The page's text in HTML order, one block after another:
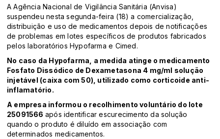
A Agência Nacional de Vigilância Sanitária (Anvisa)
suspendeu nesta segunda-feira (18) a comercialização,
distribuição e uso de medicamentos depois de notificações
de problemas em lotes específicos de produtos fabricados
pelos laboratórios Hypofarma e Cimed.
No caso da Hypofarma, a medida atinge o medicamento
Fosfato Dissódico de Dexametasona 4 mg/ml solução
injetável (caixa com 50), utilizado como corticoide anti-
inflamatório.
A empresa informou o recolhimento voluntário do lote
25091566 após identificar escurecimento da solução
quando o produto é diluído em associação com
determinados medicamentos.